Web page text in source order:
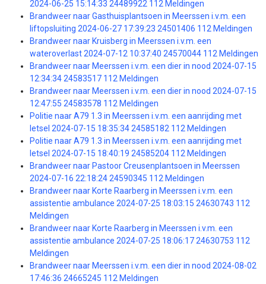
2024-06-25 15:14:33 24489922 112 Meldingen
Brandweer naar Gasthuisplantsoen in Meerssen i.v.m. een
liftopsluiting 2024-06-27 17:39:23 24501406 112 Meldingen
Brandweer naar Kruisberg in Meerssen i.v.m. een
wateroverlast 2024-07-12 10:37:40 24570044 112 Meldingen
Brandweer naar Meerssen i.v.m. een dier in nood 2024-07-15
12:34:34 24583517 112 Meldingen
Brandweer naar Meerssen i.v.m. een dier in nood 2024-07-15
12:47:55 24583578 112 Meldingen
Politie naar A79 1.3 in Meerssen i.v.m. een aanrijding met
letsel 2024-07-15 18:35:34 24585182 112 Meldingen
Politie naar A79 1.3 in Meerssen i.v.m. een aanrijding met
letsel 2024-07-15 18:40:19 24585204 112 Meldingen
Brandweer naar Pastoor Creusenplantsoen in Meerssen
2024-07-16 22:18:24 24590345 112 Meldingen
Brandweer naar Korte Raarberg in Meerssen i.v.m. een
assistentie ambulance 2024-07-25 18:03:15 24630743 112
Meldingen
Brandweer naar Korte Raarberg in Meerssen i.v.m. een
assistentie ambulance 2024-07-25 18:06:17 24630753 112
Meldingen
Brandweer naar Meerssen i.v.m. een dier in nood 2024-08-02
17:46:36 24665245 112 Meldingen